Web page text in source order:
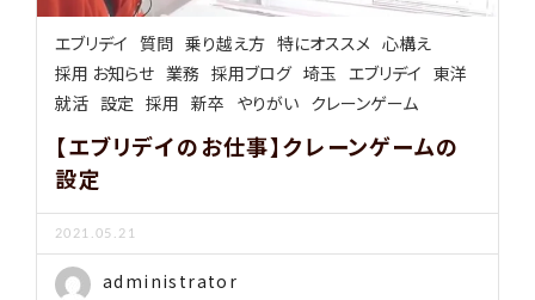
エブリデイ 質問 乗り越え方 特にオススメ 心構え
採用 お知らせ 業務 採用ブログ 埼玉 エブリデイ 東洋
就活 設定 採用 新卒 やりがい クレーンゲーム
【エブリデイのお仕事】クレーンゲームの
設定
2021.05.21
administrator